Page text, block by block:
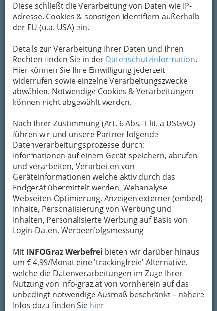
Diese schließt die Verarbeitung von Daten wie IP-
Adresse, Cookies & sonstigen Identifiern außerhalb
der EU (u.a. USA) ein.
Details zur Verarbeitung Ihrer Daten und Ihren
Rechten finden Sie in der Datenschutzinformation.
Hier können Sie Ihre Einwilligung jederzeit
widerrufen sowie einzelne Verarbeitungszwecke
abwählen. Notwendige Cookies & Verarbeitungen
können nicht abgewählt werden.
Nach Ihrer Zustimmung (Art. 6 Abs. 1 lit. a DSGVO)
führen wir und unsere Partner folgende
Datenverarbeitungsprozesse durch:
Informationen auf einem Gerät speichern, abrufen
und verarbeiten, Verarbeiten von
Geräteinformationen welche aktiv durch das
Endgerät übermittelt werden, Webanalyse,
Webseiten-Optimierung, Anzeigen externer (embed)
Inhalte, Personalisierung von Werbung und
Inhalten, Personalisierte Werbung auf Basis von
Login-Daten, Werbeerfolgsmessung
Mit INFOGraz Werbefrei bieten wir darüber hinaus
um € 4,99/Monat eine 'trackingfreie' Alternative,
welche die Datenverarbeitungen im Zuge Ihrer
Nutzung von info-graz.at von vornherein auf das
unbedingt notwendige Ausmaß beschränkt – nähere
Infos dazu finden Sie hier
Um die Info-Graz Firmenvor Spam-Mails zu
bewahren, verwenden wir an dieser Stelle zur
Übermittlung Ihrer Nachricht ein sicheres
Absenden umgehend per Mail an das
Unternehmen Peter Tieber weitergeleitet.
Mein Name
Mein Betreff
Meine Nachricht
Meine Nachricht senden